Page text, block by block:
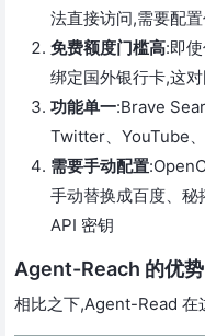
法直接访问,需要配
免费额度门槛高:即
绑定国外银行卡,这
功能单一:Brave
Twitter、YouTube
需要手动配置
手动替换成百度、秘
API 密钥
Agent-Reach 的优势
相比之下,Agent-Read 在